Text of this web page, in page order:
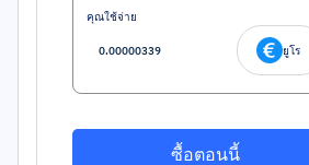
คุณใช้จ่าย
ยูโร
ซื้อตอนนี้